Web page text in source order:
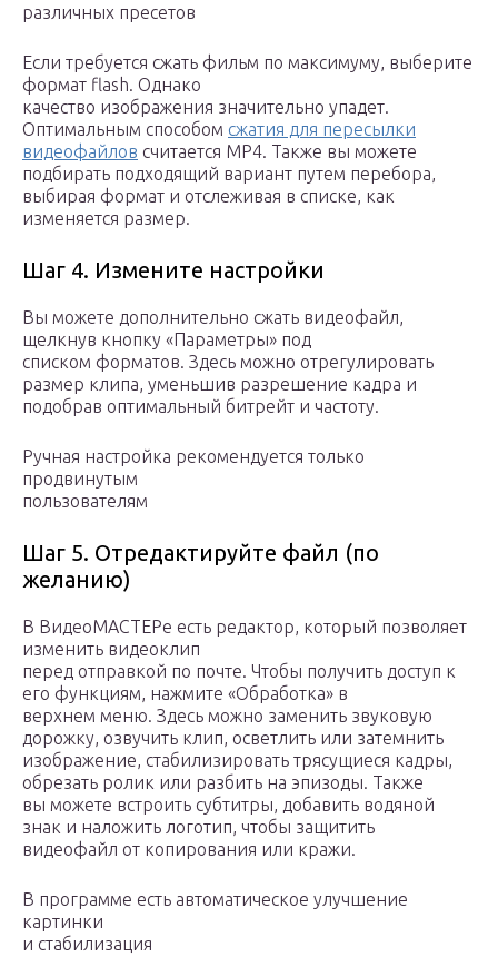
различных пресетов
Если требуется сжать фильм по максимуму, выберите
формат flash. Однако
качество изображения значительно упадет.
Оптимальным способом сжатия для пересылки
видеофайлов считается MP4. Также вы можете
подбирать подходящий вариант путем перебора,
выбирая формат и отслеживая в списке, как
изменяется размер.
Шаг 4. Измените настройки
Вы можете дополнительно сжать видеофайл,
щелкнув кнопку «Параметры» под
списком форматов. Здесь можно отрегулировать
размер клипа, уменьшив разрешение кадра и
подобрав оптимальный битрейт и частоту.
Ручная настройка рекомендуется только
продвинутым
пользователям
Шаг 5. Отредактируйте файл (по
желанию)
В ВидеоМАСТЕРе есть редактор, который позволяет
изменить видеоклип
перед отправкой по почте. Чтобы получить доступ к
его функциям, нажмите «Обработка» в
верхнем меню. Здесь можно заменить звуковую
дорожку, озвучить клип, осветлить или затемнить
изображение, стабилизировать трясущиеся кадры,
обрезать ролик или разбить на эпизоды. Также
вы можете встроить субтитры, добавить водяной
знак и наложить логотип, чтобы защитить
видеофайл от копирования или кражи.
В программе есть автоматическое улучшение
картинки
и стабилизация